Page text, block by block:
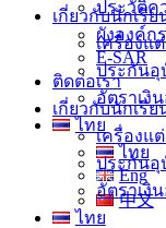
ประวัติค
ผังองค์กร
E-SAR
ติดต่อเรา
เกี่ยวกับนักเรีย
เครื่องแ
ประกันอุ
อัตราเงิ
ไทย
เกี่ยวกับนักเรีย
เครื่องแ
ประกันอุ
อัตราเงิ
ไทย
ไทย
Eng
中文